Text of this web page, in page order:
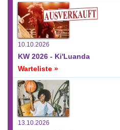
10.10.2026
KW 2026 - Ki'Luanda
Warteliste »
13.10.2026